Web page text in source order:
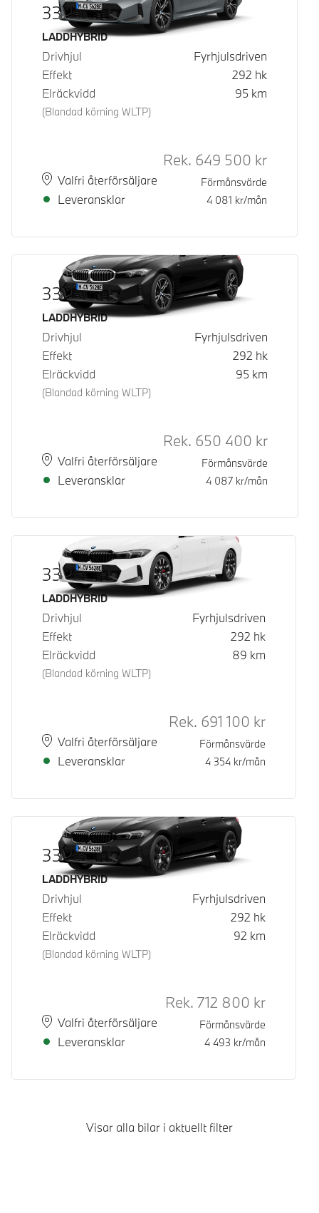
330e xDrive
Bränsle
LADDHYBRID
Drivhjul
Fyrhjulsdriven
Effekt
292 hk
Elräckvidd
(Blandad körning WLTP)
95 km
PlatsValfri återförsäljare
Leveranstid
Leveransklar
Rek. ord
Rek. 649 500 kr
Förmånsvärde
4 081 kr/mån
330e xDrive
Bränsle
LADDHYBRID
Drivhjul
Fyrhjulsdriven
Effekt
292 hk
Elräckvidd
(Blandad körning WLTP)
95 km
PlatsValfri återförsäljare
Leveranstid
Leveransklar
Rek. ord
Rek. 650 400 kr
Förmånsvärde
4 087 kr/mån
330e xDrive
Bränsle
LADDHYBRID
Drivhjul
Fyrhjulsdriven
Effekt
292 hk
Elräckvidd
(Blandad körning WLTP)
89 km
PlatsValfri återförsäljare
Leveranstid
Leveransklar
Rek. ord
Rek. 691 100 kr
Förmånsvärde
4 354 kr/mån
330e xDrive
Bränsle
LADDHYBRID
Drivhjul
Fyrhjulsdriven
Effekt
292 hk
Elräckvidd
(Blandad körning WLTP)
92 km
PlatsValfri återförsäljare
Leveranstid
Leveransklar
Rek. ord
Rek. 712 800 kr
Förmånsvärde
4 493 kr/mån
Visar alla bilar i aktuellt filter